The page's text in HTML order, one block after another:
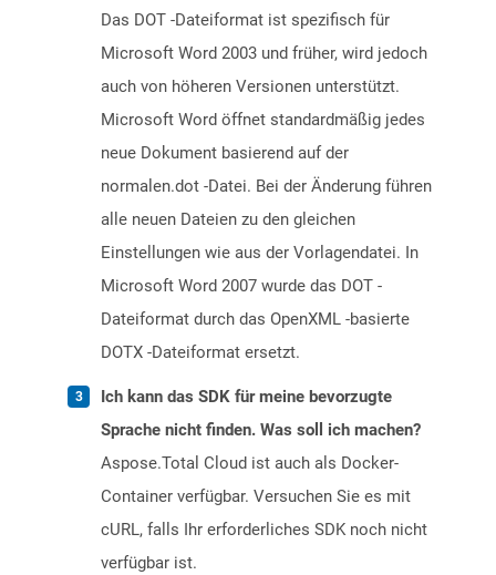
Das DOT -Dateiformat ist spezifisch für
Microsoft Word 2003 und früher, wird jedoch
auch von höheren Versionen unterstützt.
Microsoft Word öffnet standardmäßig jedes
neue Dokument basierend auf der
normalen.dot -Datei. Bei der Änderung führen
alle neuen Dateien zu den gleichen
Einstellungen wie aus der Vorlagendatei. In
Microsoft Word 2007 wurde das DOT -
Dateiformat durch das OpenXML -basierte
DOTX -Dateiformat ersetzt.
Ich kann das SDK für meine bevorzugte
Sprache nicht finden. Was soll ich machen?
Aspose.Total Cloud ist auch als Docker-
Container verfügbar. Versuchen Sie es mit
cURL, falls Ihr erforderliches SDK noch nicht
verfügbar ist.